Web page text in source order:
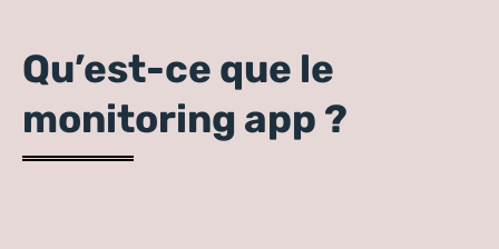
Qu’est-ce que le
monitoring app ?